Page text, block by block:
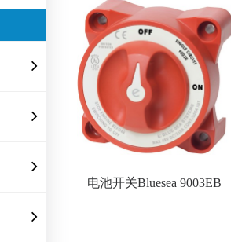
电池开关Bluesea 9003EB